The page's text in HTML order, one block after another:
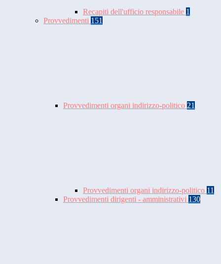
Recapiti dell'ufficio responsabile 1
Provvedimenti 151
Provvedimenti organi indirizzo-politico 21
Provvedimenti organi indirizzo-politico 11
Provvedimenti dirigenti - amministrativi 130